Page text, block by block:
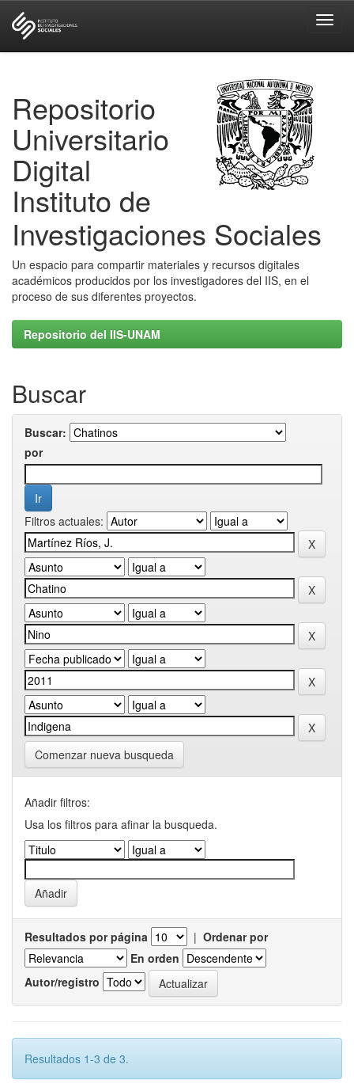
Repositorio
Universitario
Digital
Instituto de
Investigaciones Sociales
Un espacio para compartir materiales y recursos digitales
académicos producidos por los investigadores del IIS, en el
proceso de sus diferentes proyectos.
Repositorio del IIS-UNAM
Buscar
Buscar:
por
Filtros actuales:
Comenzar nueva busqueda
Añadir filtros:
Usa los filtros para afinar la busqueda.
Resultados por página | Ordenar por
En orden
Autor/registro
Resultados 1-3 de 3.